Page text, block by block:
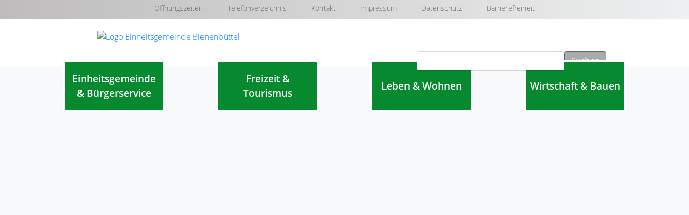
Öffnungszeiten Telefonverzeichnis Kontakt Impressum Datenschutz Barrierefreiheit
Suchen
Einheitsgemeinde
& Bürgerservice
Freizeit &
Tourismus
Leben & Wohnen Wirtschaft & Bauen